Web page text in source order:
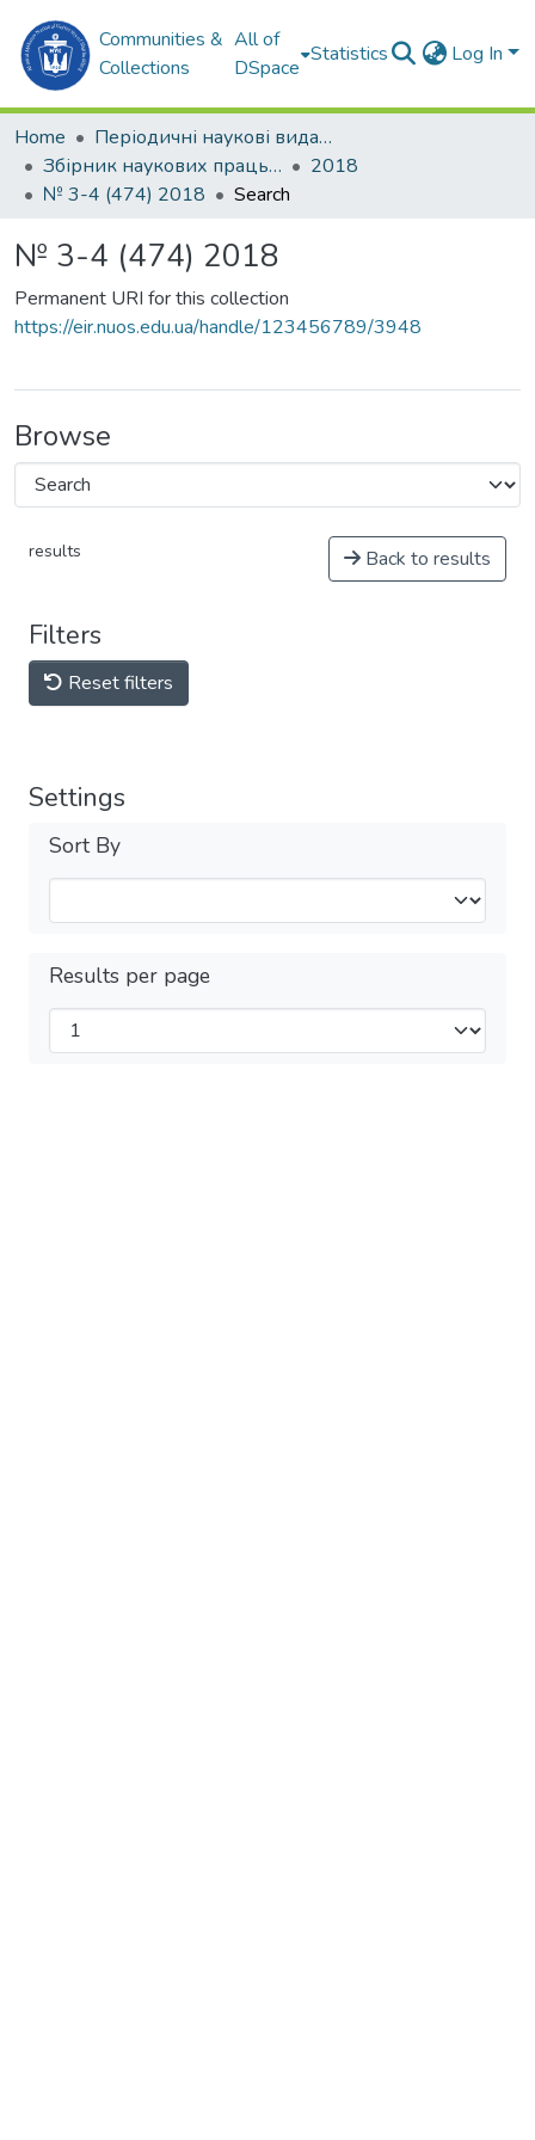
Communities &
Collections
All of
DSpace
Statistics Log In
Home
Періодичні наукові видання
Збірник наукових праць НУК
2018
№ 3-4 (474) 2018
Search
№ 3-4 (474) 2018
Permanent URI for this collection
https://eir.nuos.edu.ua/handle/123456789/3948
Browse
results Back to results
Filters
Reset filters
Settings
Sort By
Results per page